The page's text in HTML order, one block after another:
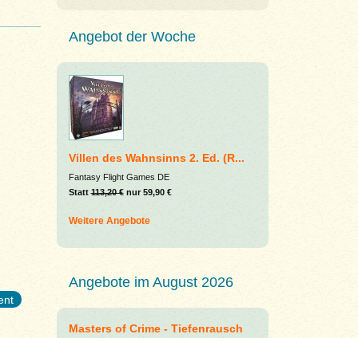
Angebot der Woche
Villen des Wahnsinns 2. Ed. (R...
Fantasy Flight Games DE
Statt113,20 €nur 59,90 €
Weitere Angebote
Angebote im August 2026
Masters of Crime - Tiefenrausch